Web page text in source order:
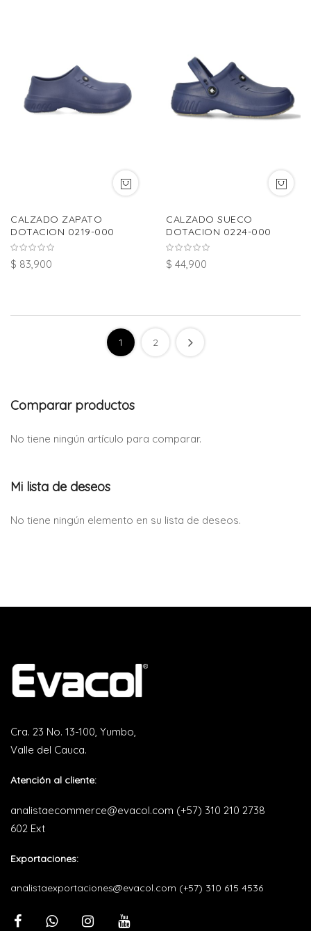
CALZADO ZAPATO
DOTACION 0219-000
$ 83,900
CALZADO SUECO
DOTACION 0224-000
$ 44,900
1 2
Comparar productos
No tiene ningún artículo para comparar.
Mi lista de deseos
No tiene ningún elemento en su lista de deseos.
Cra. 23 No. 13-100, Yumbo,
Valle del Cauca.
Atención al cliente:
analistaecommerce@evacol.com (+57) 310 210 2738
602 Ext
Exportaciones:
analistaexportaciones@evacol.com (+57) 310 615 4536